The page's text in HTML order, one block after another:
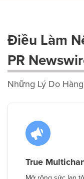
Điều Làm
PR
Những Lý Do
True